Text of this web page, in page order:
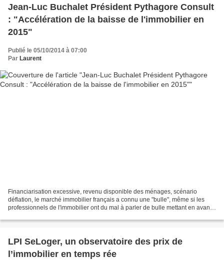
Jean-Luc Buchalet Président Pythagore Consult
: "Accélération de la baisse de l'immobilier en
2015"
Publié le 05/10/2014 à 07:00
Par Laurent
Financiarisation excessive, revenu disponible des ménages, scénario
déflation, le marché immobilier français a connu une "bulle", même si les
professionnels de l'immobilier ont du mal à parler de bulle mettant en avant
LPI SeLoger, un observatoire des prix de
l’immobilier en temps rée